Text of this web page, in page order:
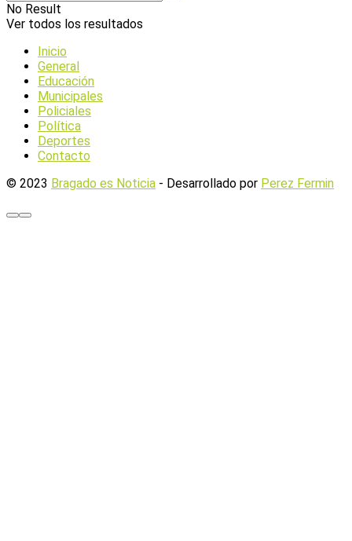
No Result
Ver todos los resultados
Inicio
General
Educación
Municipales
Policiales
Política
Deportes
Contacto
© 2023 Bragado es Noticia - Desarrollado por Perez Fermin